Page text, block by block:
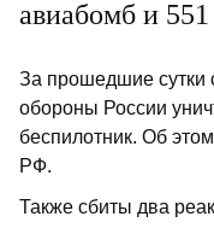
авиабомб и
За прошедшие сутки
обороны России
беспилотник. Об
РФ.
Также сбиты два